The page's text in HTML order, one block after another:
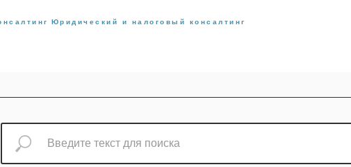
Юридический и налоговый консалтинг